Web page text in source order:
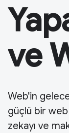
ve
Web'in
güçlü bir
zekayı ve